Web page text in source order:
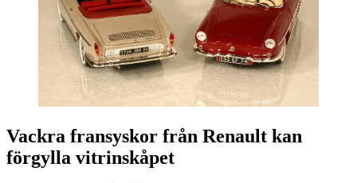
Vackra fransyskor från Renault kan
förgylla vitrinskåpet